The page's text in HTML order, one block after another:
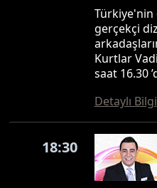
Türkiye'nin
gerçekçi
Kurtlar
saat 16.30
Detaylı Bilgi
18:30